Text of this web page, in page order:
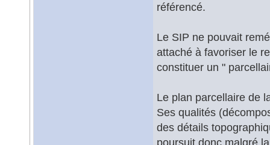
référencé.
Le SIP ne pouvait
attaché à favoriser le
constituer un "
Le plan parcellaire de
Ses qualités
des détails
poursuit donc malgré